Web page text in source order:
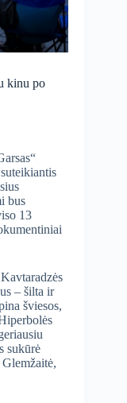
kinu po
bus
13
– šilta ir
šviesos,
sukūrė